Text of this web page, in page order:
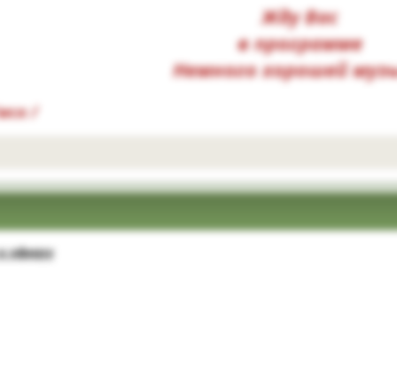
Жду Вас
в программе
Немного хорошей
/
эфиру